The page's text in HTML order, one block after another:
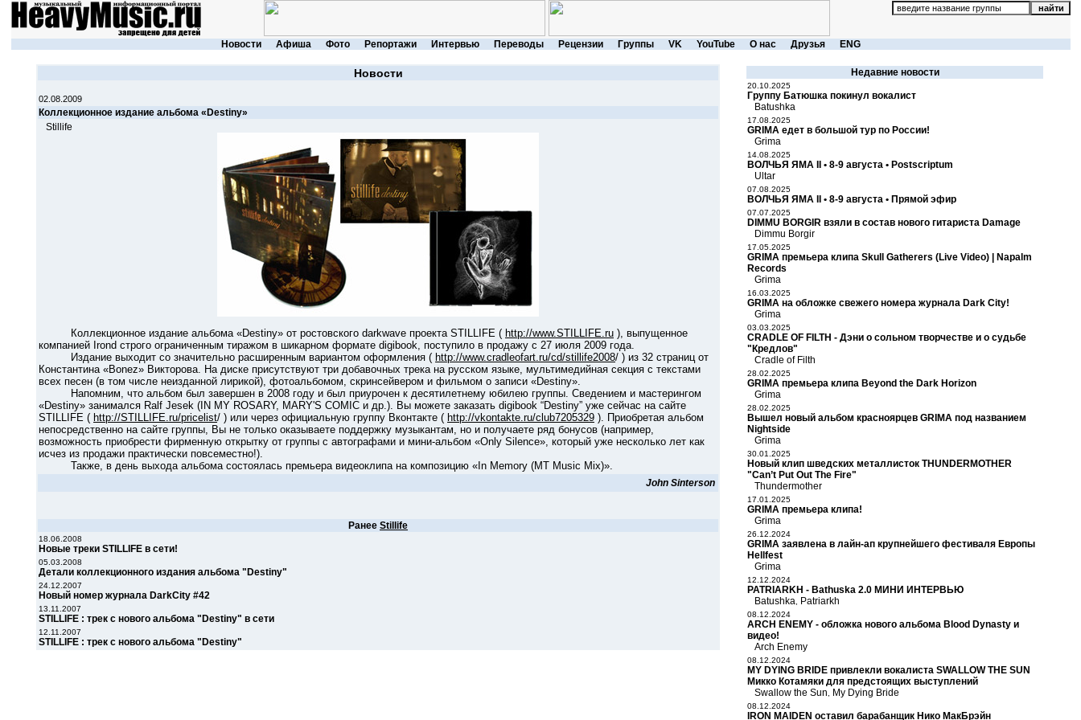
Новости Афиша Фото Репортажи Интервью Переводы Рецензии Группы VK YouTube О нас Друзья ENG
Новости
02.08.2009
Коллекционное издание альбома «Destiny»
Stillife
Коллекционное издание альбома «Destiny» от ростовского darkwave проекта STILLIFE ( http://www.STILLIFE.ru ), выпущенное
компанией Irond строго ограниченным тиражом в шикарном формате digibook, поступило в продажу с 27 июля 2009 года.
Издание выходит со значительно расширенным вариантом оформления ( http://www.cradleofart.ru/cd/stillife2008/ ) из 32 страниц от
Константина «Bonez» Викторова. На диске присутствуют три добавочных трека на русском языке, мультимедийная секция с текстами
всех песен (в том числе неизданной лирикой), фотоальбомом, скринсейвером и фильмом о записи «Destiny».
Напомним, что альбом был завершен в 2008 году и был приурочен к десятилетнему юбилею группы. Сведением и мастерингом
«Destiny» занимался Ralf Jesek (IN MY ROSARY, MARY'S COMIC и др.). Вы можете заказать digibook “Destiny” уже сейчас на сайте
STILLIFE ( http://STILLIFE.ru/pricelist/ ) или через официальную группу Вконтакте ( http://vkontakte.ru/club7205329 ). Приобретая альбом
непосредственно на сайте группы, Вы не только оказываете поддержку музыкантам, но и получаете ряд бонусов (например,
возможность приобрести фирменную открытку от группы с автографами и мини-альбом «Only Silence», который уже несколько лет как
исчез из продажи практически повсеместно!).
Также, в день выхода альбома состоялась премьера видеоклипа на композицию «In Memory (MT Music Mix)».
John Sinterson
Ранее Stillife
18.06.2008
Новые треки STILLIFE в сети!
05.03.2008
Детали коллекционного издания альбома "Destiny"
24.12.2007
Новый номер журнала DarkCity #42
13.11.2007
STILLIFE : трек с нового альбома "Destiny" в сети
12.11.2007
STILLIFE : трек с нового альбома "Destiny"
Недавние новости
20.10.2025
Группу Батюшка покинул вокалист
Batushka
17.08.2025
GRIMA едет в большой тур по России!
Grima
14.08.2025
ВОЛЧЬЯ ЯМА II • 8-9 августа • Postscriptum
Ultar
07.08.2025
ВОЛЧЬЯ ЯМА II • 8-9 августа • Прямой эфир
07.07.2025
DIMMU BORGIR взяли в состав нового гитариста Damage
Dimmu Borgir
17.05.2025
GRIMA премьера клипа Skull Gatherers (Live Video) | Napalm
Records
Grima
16.03.2025
GRIMA на обложке свежего номера журнала Dark City!
Grima
03.03.2025
CRADLE OF FILTH - Дэни о сольном творчестве и о судьбе
"Кредлов"
Cradle of Filth
28.02.2025
GRIMA премьера клипа Beyond the Dark Horizon
Grima
28.02.2025
Вышел новый альбом красноярцев GRIMA под названием
Nightside
Grima
30.01.2025
Новый клип шведских металлисток THUNDERMOTHER
"Can’t Put Out The Fire"
Thundermother
17.01.2025
GRIMA премьера клипа!
Grima
26.12.2024
GRIMA заявлена в лайн-ап крупнейшего фестиваля Европы
Hellfest
Grima
12.12.2024
PATRIARKH - Bathuska 2.0 МИНИ ИНТЕРВЬЮ
Batushka Patriarkh
08.12.2024
ARCH ENEMY - обложка нового альбома Blood Dynasty и
видео!
Arch Enemy
08.12.2024
MY DYING BRIDE привлекли вокалиста SWALLOW THE SUN
Микко Котамяки для предстоящих выступлений
Swallow the Sun
My Dying Bride
08.12.2024
IRON MAIDEN оставил барабанщик Нико МакБрэйн